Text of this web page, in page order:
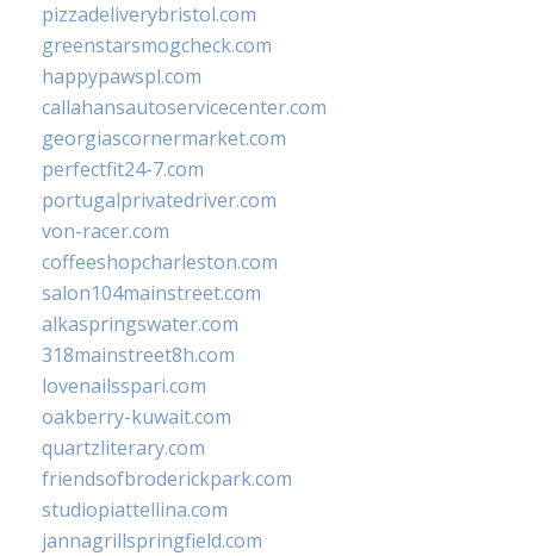
pizzadeliverybristol.com
greenstarsmogcheck.com
happypawspl.com
callahansautoservicecenter.com
georgiascornermarket.com
perfectfit24-7.com
portugalprivatedriver.com
von-racer.com
coffeeshopcharleston.com
salon104mainstreet.com
alkaspringswater.com
318mainstreet8h.com
lovenailsspari.com
oakberry-kuwait.com
quartzliterary.com
friendsofbroderickpark.com
studiopiattellina.com
jannagrillspringfield.com